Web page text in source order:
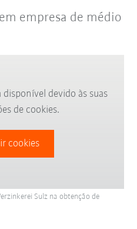
empresa de médio
devido às suas
de cookies.
cookies
Sulz na obtenção de